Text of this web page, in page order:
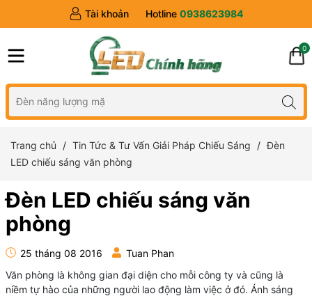
Tài khoản Hotline 0938623984
0
Trang chủ Tin Tức & Tư Vấn Giải Pháp Chiếu Sáng
Đèn
LED chiếu sáng văn phòng
Đèn LED chiếu sáng văn
phòng
25 tháng 08 2016
Tuan Phan
Văn phòng là không gian đại diện cho mỗi công ty và cũng là
niềm tự hào của những người lao động làm việc ở đó. Ánh sáng